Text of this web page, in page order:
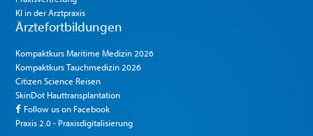
KI in der Arztpraxis
Ärztefortbildungen
Kompaktkurs Maritime Medizin 2026
Kompaktkurs Tauchmedizin 2026
Citizen Science Reisen
SkinDot Hauttransplantation
Follow us on Facebook
Praxis 2.0 - Praxisdigitalisierung